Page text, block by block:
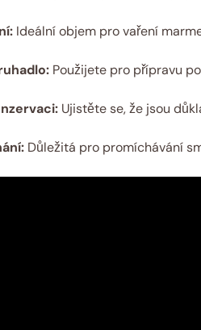
Ideální objem pro vaření
Použijete pro přípravu
Ujistěte se, že jsou
Důležitá pro promíchávání